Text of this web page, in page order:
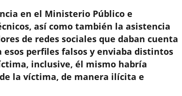
en el Ministerio Público e
así como también la asistencia
de redes sociales que daban cuenta
esos perfiles falsos y enviaba distintos
inclusive, él mismo habría
la víctima, de manera ilícita e